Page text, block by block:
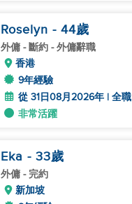
Roselyn - 44歲
外傭 - 斷約 - 外傭辭職
香港
9年經驗
從 31日08月2026年 | 全職
非常活躍
Eka - 33歲
外傭 - 完約
新加坡